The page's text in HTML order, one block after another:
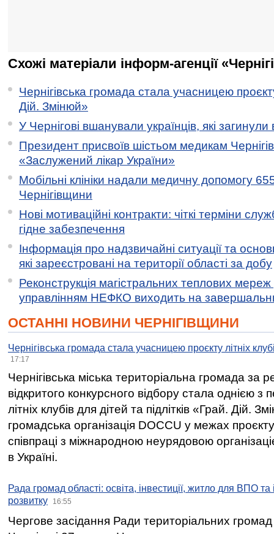
Схожі матеріали інформ-агенції
Чернігівська громада стала учасницею
Дій. Змінюй»
У Чернігові вшанували українців, які загинули
Президент присвоїв шістьом медикам
«Заслужений лікар України»
Мобільні клініки надали медичну допомогу
Чернігівщини
Нові мотиваційні контракти: чіткі терміни
гідне забезпечення
Інформація про надзвичайні ситуації та
які зареєстровані на території області за добу
Реконструкція магістральних теплових мереж
управлінням НЕФКО виходить на
ОСТАННІ НОВИНИ ЧЕРНІГІВЩИНИ
Чернігівська громада стала учасницею проєкту літніх
17:17
Чернігівська міська територіальна громада за
відкритого конкурсного відбору стала однією
літніх клубів для дітей та підлітків «Грай. Дій.
громадська організація DOCCU у межах
співпраці з міжнародною неурядовою
в Україні.
Рада громад області: освіта, інвестиції, житло для ВПО
розвитку
16:55
Чергове засідання Ради територіальних громад